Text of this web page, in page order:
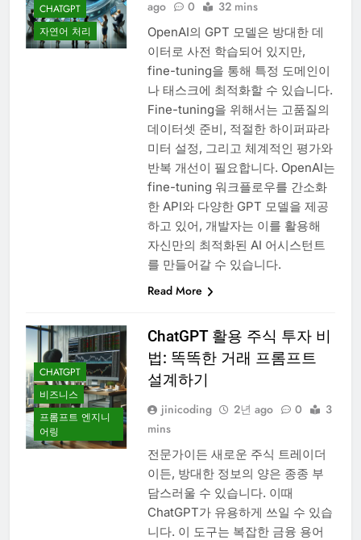
CHATGPT
자연어 처리
ago 0 32 mins
OpenAI의 GPT 모델은 방대한 데
이터로 사전 학습되어 있지만,
fine-tuning을 통해 특정 도메인이
나 태스크에 최적화할 수 있습니다.
Fine-tuning을 위해서는 고품질의
데이터셋 준비, 적절한 하이퍼파라
미터 설정, 그리고 체계적인 평가와
반복 개선이 필요합니다. OpenAI는
fine-tuning 워크플로우를 간소화
한 API와 다양한 GPT 모델을 제공
하고 있어, 개발자는 이를 활용해
자신만의 최적화된 AI 어시스턴트
를 만들어갈 수 있습니다.
Read More
CHATGPT
비즈니스
프롬프트 엔지니
어링
ChatGPT 활용 주식 투자 비
법: 똑똑한 거래 프롬프트
설계하기
jinicoding 2년 ago 0
3
mins
전문가이든 새로운 주식 트레이더
이든, 방대한 정보의 양은 종종 부
담스러울 수 있습니다. 이때
ChatGPT가 유용하게 쓰일 수 있습
니다. 이 도구는 복잡한 금융 용어